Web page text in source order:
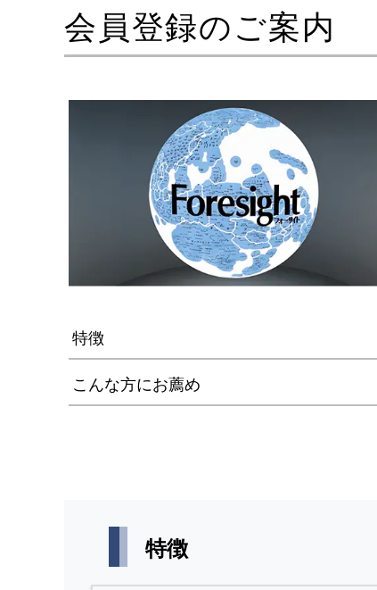
会員登録のご案内
特徴
こんな方にお薦め
特徴